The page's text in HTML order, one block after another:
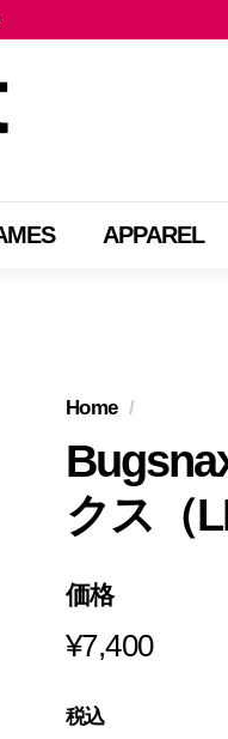
APPAREL
Home /
クス（
価格
¥7,400¥7,400
税込